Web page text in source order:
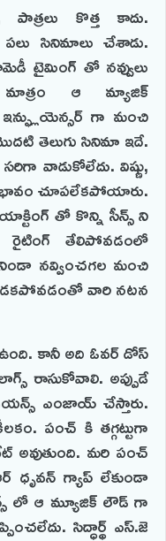
కొత్త కాదు.
సినిమాలు చేశాడు.
టైమింగ్ తో నవ్వులు
మాత్రం ఆ మ్యాజిక్
గా మంచి
మొదటి తెలుగు సినిమా ఇదే.
వాడుకోలేదు. విష్ణు,
చూపలేకపోయారు.
తో కొన్ని సీన్స్ ని
రైటింగ్ తేలిపోవడంలో
నిండా నవ్వించగల మంచి
పడకపోవడంతో వారి నటన
కానీ అది ఓవర్ డోస్
రాసుకోవాలి. అప్పుడే
ఎంజాయ్ చేస్తారు.
పంచ్ కి తగ్గట్టుగా
అవుతుంది. మరి పంచ్
ధృవన్ గ్యాప్ లేకుండా
లో ఆ మ్యూజిక్ లౌడ్ గా
సిద్ధార్థ్ ఎస్.జె